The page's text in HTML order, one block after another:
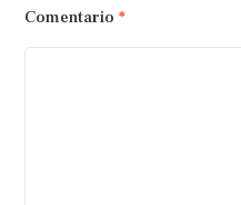
Comentario *